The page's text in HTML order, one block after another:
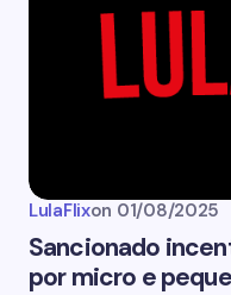
LulaFlixon 01/08/2025
Sancionado
por micro e